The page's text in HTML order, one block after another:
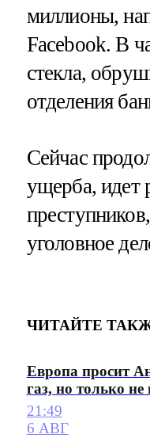
миллионы,
Facebook. В
стекла,
отделения
Сейчас
ущерба, идет
уголовное
ЧИТАЙТЕ
Европа просит
газ, но только
21:49
6 АВГ